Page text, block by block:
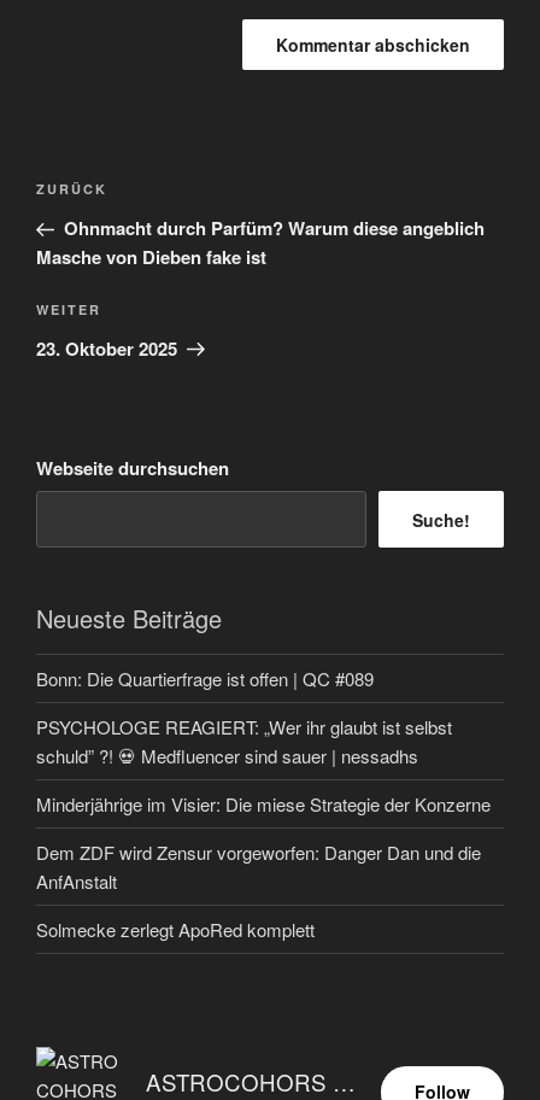
Beitragsnavigation
Vorheriger
Beitrag
ZURÜCK
Ohnmacht durch Parfüm? Warum diese angeblich
Masche von Dieben fake ist
Nächster
Beitrag
WEITER
23. Oktober 2025
Webseite durchsuchen
Suche!
Neueste Beiträge
Bonn: Die Quartierfrage ist offen | QC #089
PSYCHOLOGE REAGIERT: „Wer ihr glaubt ist selbst
schuld” ?! 💀 Medfluencer sind sauer | nessadhs
Minderjährige im Visier: Die miese Strategie der Konzerne
Dem ZDF wird Zensur vorgeworfen: Danger Dan und die
AnfAnstalt
Solmecke zerlegt ApoRed komplett
ASTROCOHORS EUNOIA ULTIMA Follow